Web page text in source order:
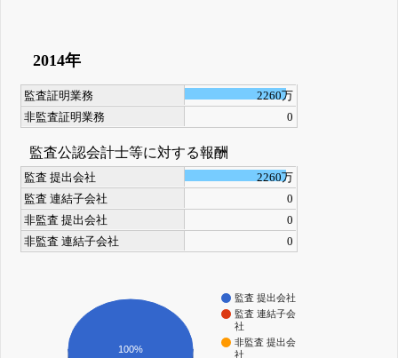
2014年
監査証明業務
2260万
非監査証明業務
0
監査公認会計士等に対する報酬
監査 提出会社
2260万
監査 連結子会社
0
非監査 提出会社
0
非監査 連結子会社
0
監査 提出会社
監査 連結子会
社
非監査 提出会
社
100%